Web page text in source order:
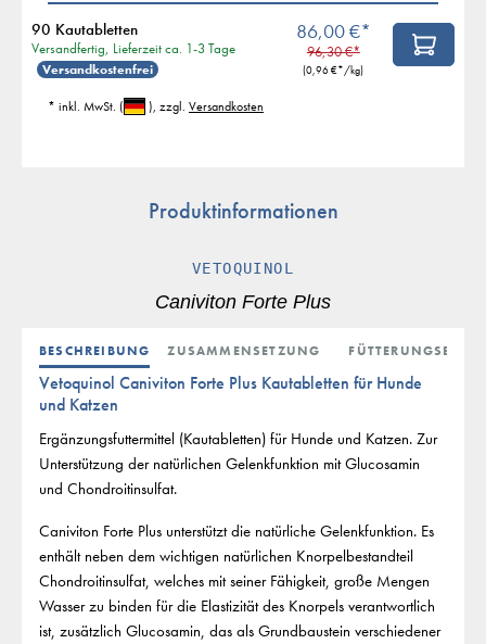
90 Kautabletten
Versandfertig, Lieferzeit ca. 1-3 Tage
Versandkostenfrei
86,00 €*
96,30 €*
(0,96 €*/kg)
* inkl. MwSt. ( ), zzgl. Versandkosten
Produktinformationen
VETOQUINOL
Caniviton Forte Plus
BESCHREIBUNG ZUSAMMENSETZUNG
Vetoquinol Caniviton Forte Plus Kautabletten für Hunde
und Katzen
Ergänzungsfuttermittel (Kautabletten) für Hunde und Katzen. Zur
Unterstützung der natürlichen Gelenkfunktion mit Glucosamin
und Chondroitinsulfat.
Caniviton Forte Plus unterstützt die natürliche Gelenkfunktion. Es
enthält neben dem wichtigen natürlichen Knorpelbestandteil
Chondroitinsulfat, welches mit seiner Fähigkeit, große Mengen
Wasser zu binden für die Elastizität des Knorpels verantwortlich
ist, zusätzlich Glucosamin, das als Grundbaustein verschiedener